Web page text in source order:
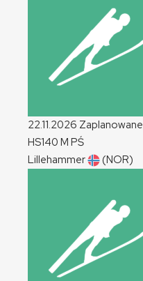
22.11.2026 Zaplanowane
HS140 M PŚ
Lillehammer
(NOR)